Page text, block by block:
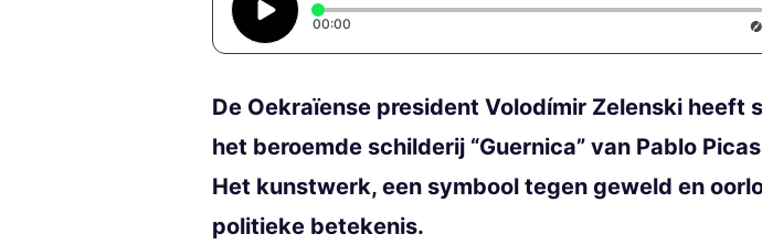
00:00
De Oekraïense president Volodímir Zelenski heeft
het beroemde schilderij “Guernica” van Pablo
Het kunstwerk, een symbool tegen geweld en
politieke betekenis.